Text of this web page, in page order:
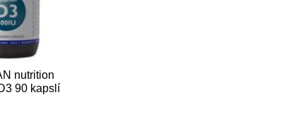
nutrition
90 kapslí